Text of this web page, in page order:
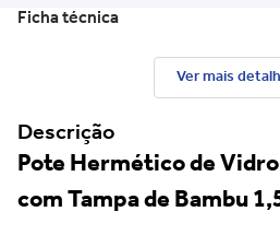
Ficha técnica
Ver mais
Descrição
Pote Hermético de
com Tampa de Bambu